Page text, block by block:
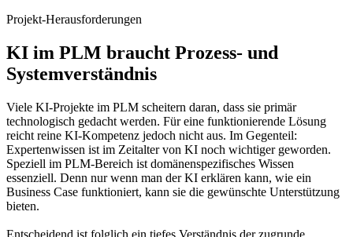
Projekt-Herausforderungen
KI im PLM braucht Prozess- und
Systemverständnis
Viele KI-Projekte im PLM scheitern daran, dass sie primär
technologisch gedacht werden. Für eine funktionierende Lösung
reicht reine KI-Kompetenz jedoch nicht aus. Im Gegenteil:
Expertenwissen ist im Zeitalter von KI noch wichtiger geworden.
Speziell im PLM-Bereich ist domänenspezifisches Wissen
essenziell. Denn nur wenn man der KI erklären kann, wie ein
Business Case funktioniert, kann sie die gewünschte Unterstützung
bieten.
Entscheidend ist folglich ein tiefes Verständnis der zugrunde